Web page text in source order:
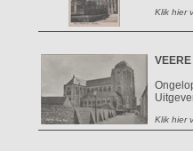
Klik hier
Klik hier